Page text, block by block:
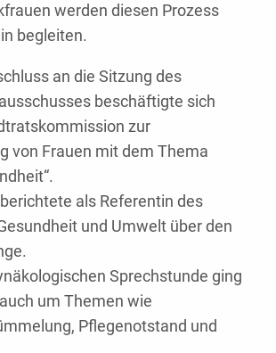
werden diesen Prozess
begleiten.
an die Sitzung des
beschäftigte sich
zur
von Frauen mit dem Thema
als Referentin des
und Umwelt über den
Sprechstunde ging
um Themen wie
Pflegenotstand und